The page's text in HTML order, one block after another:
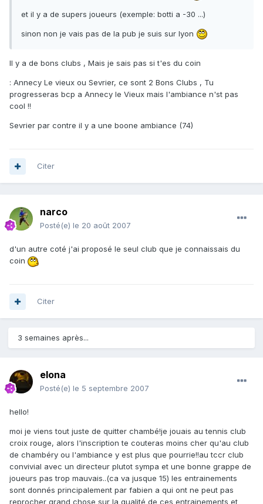
et il y a de supers joueurs (exemple: botti a -30 ...)
sinon non je vais pas de la pub je suis sur lyon
Il y a de bons clubs , Mais je sais pas si t'es du coin
: Annecy Le vieux ou Sevrier, ce sont 2 Bons Clubs , Tu
progresseras bcp a Annecy le Vieux mais l'ambiance n'st pas
cool !!
Sevrier par contre il y a une boone ambiance (74)
Citer
narco
Posté(e) le 20 août 2007
d'un autre coté j'ai proposé le seul club que je connaissais du
coin
Citer
3 semaines après...
elona
Posté(e) le 5 septembre 2007
hello!
moi je viens tout juste de quitter chambé!je jouais au tennis club
croix rouge, alors l'inscription te couteras moins cher qu'au club
de chambéry ou l'ambiance y est plus que pourrie!!au tccr club
convivial avec un directeur plutot sympa et une bonne grappe de
joueurs pas trop mauvais..(ca va jusque 15) les entrainements
sont donnés principalement par fabien a qui ont ne peut pas
reprocher grand chose sur la qualité de ces entrainements et